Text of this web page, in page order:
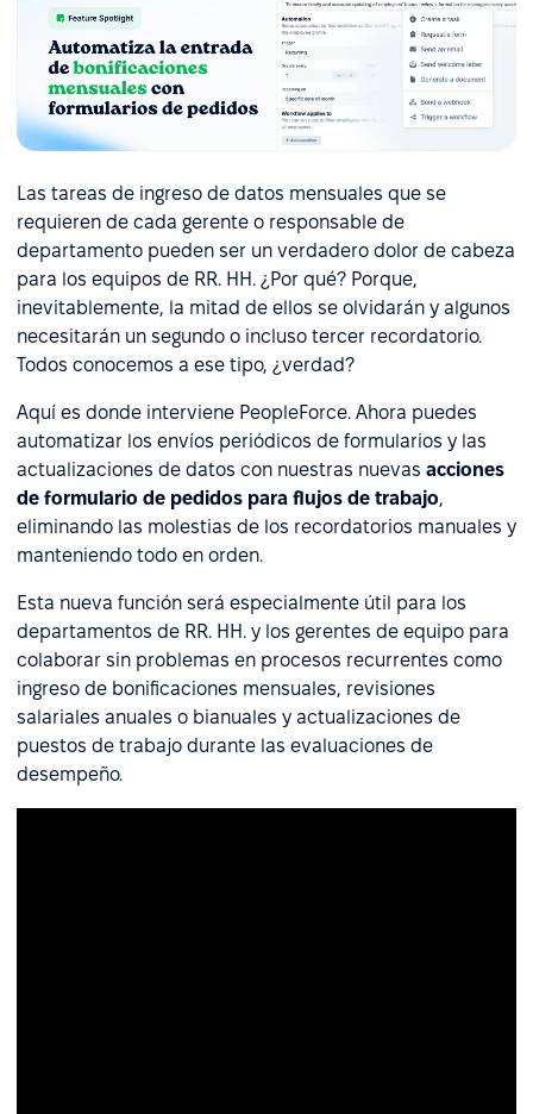
Las tareas de ingreso de datos mensuales que se
requieren de cada gerente o responsable de
departamento pueden ser un verdadero dolor de cabeza
para los equipos de RR. HH. ¿Por qué? Porque,
inevitablemente, la mitad de ellos se olvidarán y algunos
necesitarán un segundo o incluso tercer recordatorio.
Todos conocemos a ese tipo, ¿verdad?
Aquí es donde interviene PeopleForce. Ahora puedes
automatizar los envíos periódicos de formularios y las
actualizaciones de datos con nuestras nuevas acciones
de formulario de pedidos para flujos de trabajo,
eliminando las molestias de los recordatorios manuales y
manteniendo todo en orden.
Esta nueva función será especialmente útil para los
departamentos de RR. HH. y los gerentes de equipo para
colaborar sin problemas en procesos recurrentes como
ingreso de bonificaciones mensuales, revisiones
salariales anuales o bianuales y actualizaciones de
puestos de trabajo durante las evaluaciones de
desempeño.